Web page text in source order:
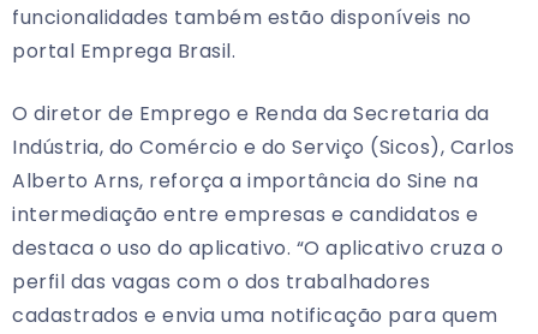
funcionalidades também estão disponíveis no
portal Emprega Brasil.
O diretor de Emprego e Renda da Secretaria da
Indústria, do Comércio e do Serviço (Sicos), Carlos
Alberto Arns, reforça a importância do Sine na
intermediação entre empresas e candidatos e
destaca o uso do aplicativo. “O aplicativo cruza o
perfil das vagas com o dos trabalhadores
cadastrados e envia uma notificação para quem